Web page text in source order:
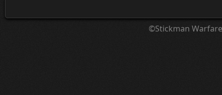
©Stickman Warfare